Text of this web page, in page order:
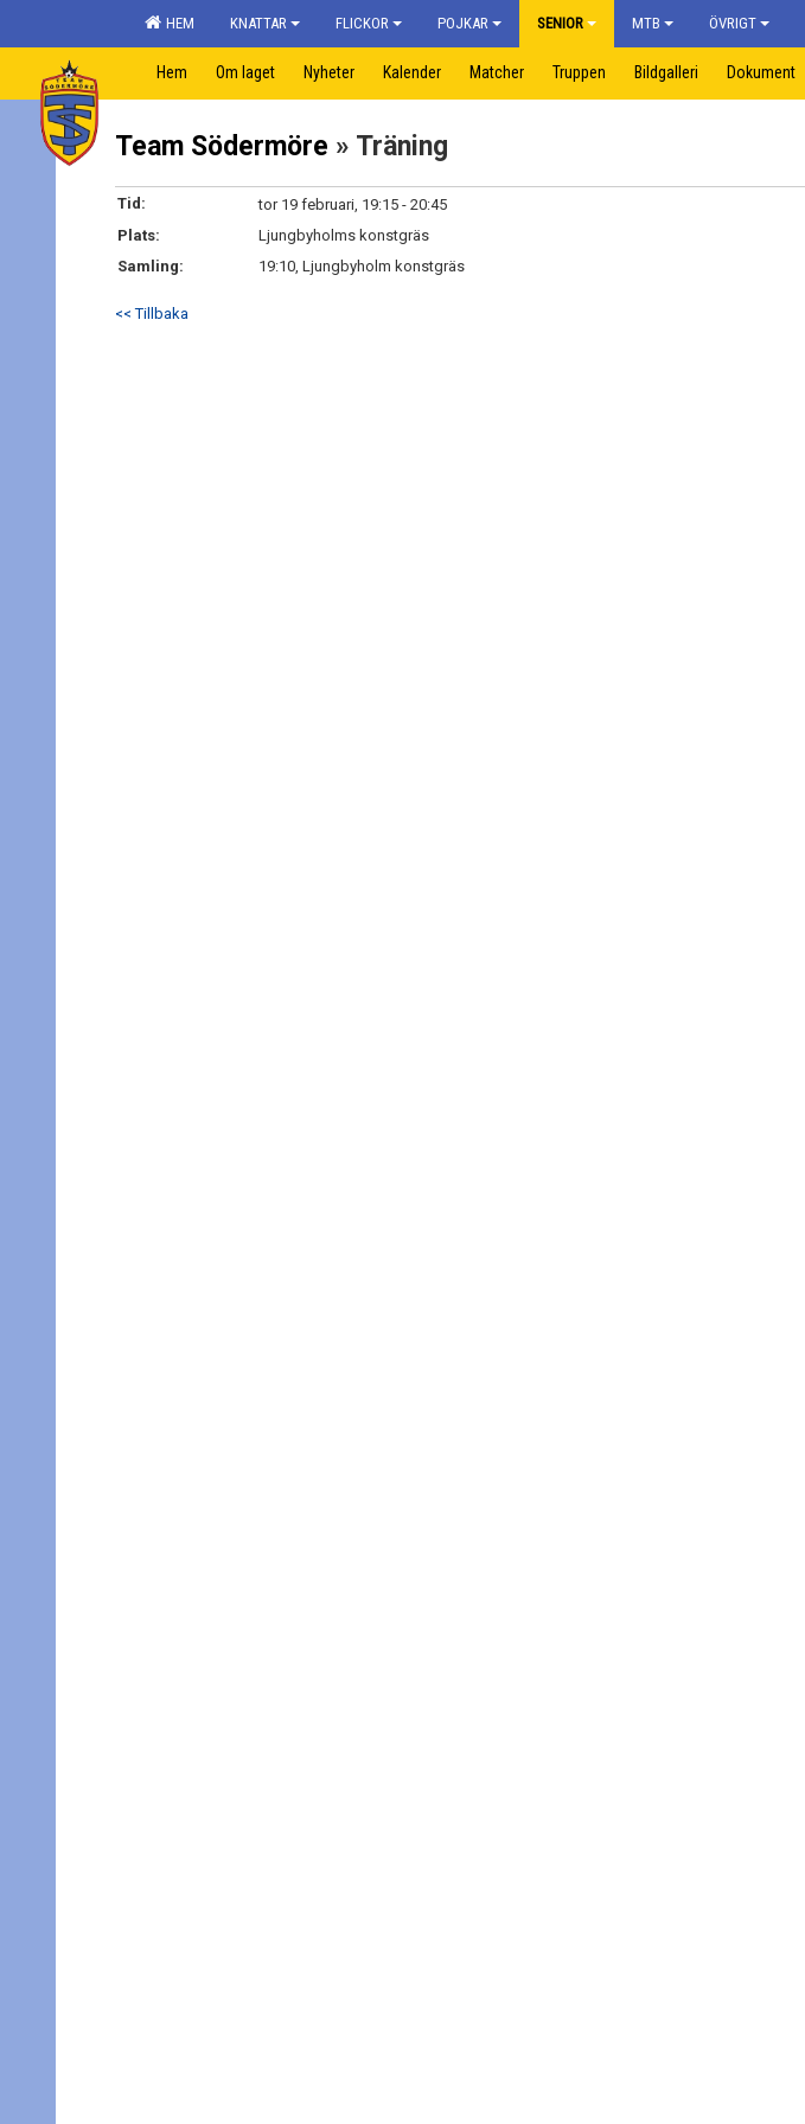
HEM KNATTAR FLICKOR POJKAR SENIOR MTB ÖVRIGT
Hem Om laget Nyheter Kalender Matcher Truppen Bildgalleri Dokument
Team Södermöre » Träning
Tid:
tor 19 februari, 19:15 - 20:45
Plats:
Ljungbyholms konstgräs
Samling:
19:10, Ljungbyholm konstgräs
<< Tillbaka